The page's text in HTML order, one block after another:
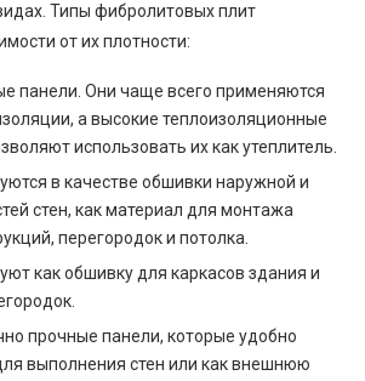
Типы фибролитовых плит
от их плотности:
панели. Они чаще всего применяются
а высокие теплоизоляционные
использовать их как утеплитель.
в качестве обшивки наружной и
стен, как материал для монтажа
перегородок и потолка.
как обшивку для каркасов здания и
прочные панели, которые удобно
выполнения стен или как внешнюю